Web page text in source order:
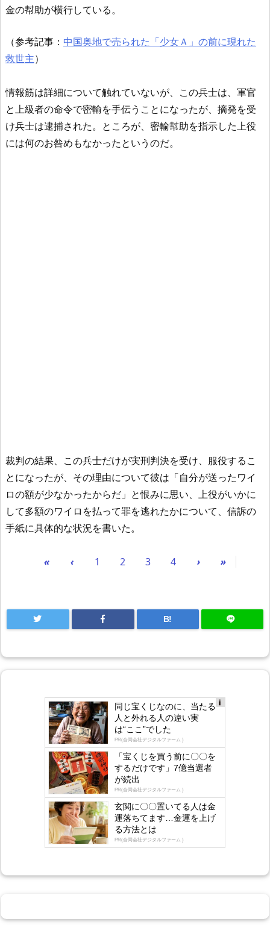
金の幇助が横行している。
（参考記事： 中国奥地で売られた「少女Ａ」の前に現れた
救世主）
情報筋は詳細について触れていないが、この兵士は、軍官
と上級者の命令で密輸を手伝うことになったが、摘発を受
け兵士は逮捕された。ところが、密輸幇助を指示した上役
には何のお咎めもなかったというのだ。
裁判の結果、この兵士だけが実刑判決を受け、服役するこ
とになったが、その理由について彼は「自分が送ったワイ
ロの額が少なかったからだ」と恨みに思い、上役がいかに
して多額のワイロを払って罪を逃れたかについて、信訴の
手紙に具体的な状況を書いた。
« ‹ 1 2 3 4 › »
B!
gly
同じ宝くじなのに、当たる
人と外れる人の違い実
は“ここ”でした
PR(合同会社デジタルファーム )
「宝くじを買う前に〇〇を
するだけです」7億当選者
が続出
PR(合同会社デジタルファーム )
玄関に〇〇置いてる人は金
運落ちてます…金運を上げ
る方法とは
PR(合同会社デジタルファーム )